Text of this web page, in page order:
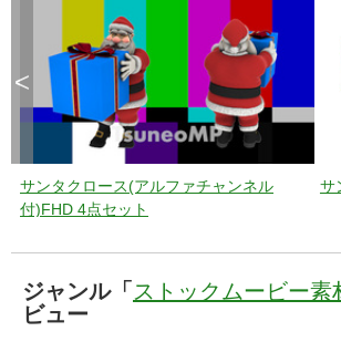
サンタクロース(アルファチャンネル
付)FHD 4点セット
サ
<
ジャンル「ストックムービー素
ビュー